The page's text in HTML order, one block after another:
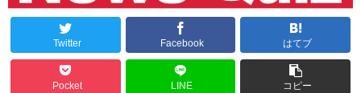
Twitter Facebook はてブ
Pocket LINE コピー